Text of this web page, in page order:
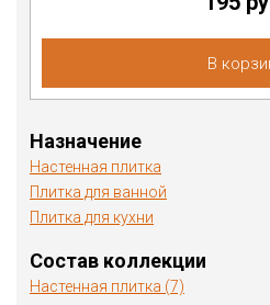
В
Назначение
Настенная плитка
Плитка для ванной
Плитка для кухни
Состав коллекции
Настенная плитка (7)